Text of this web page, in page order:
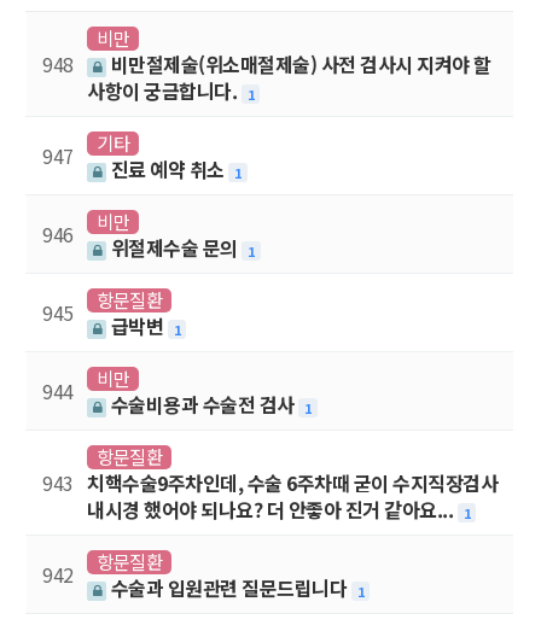
948
비만
비만절제술(위소매절제술) 사전 검사시 지켜야 할
사항이 궁금합니다.
1
947 기타
진료 예약 취소 1
946 비만
위절제수술 문의 1
945 항문질환
급박변 1
944 비만
수술비용과 수술전 검사 1
943
항문질환
치핵수술9주차인데, 수술 6주차때 굳이 수지직장검사
내시경 했어야 되나요? 더 안좋아 진거 같아요...
1
942 항문질환
수술과 입원관련 질문드립니다 1